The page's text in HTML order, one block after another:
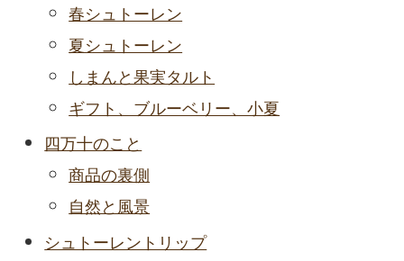
春シュトーレン
夏シュトーレン
しまんと果実タルト
ギフト、ブルーベリー、小夏
四万十のこと
商品の裏側
自然と風景
シュトーレントリップ